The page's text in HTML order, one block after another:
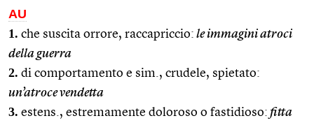
AU
1. che suscita orrore, raccapriccio: le immagini atroci
della guerra
2. di comportamento e sim., crudele, spietato:
un’atroce vendetta
3. estens., estremamente doloroso o fastidioso: fitta